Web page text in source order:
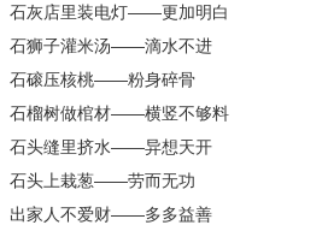
石灰店里装电灯——更加明白
石狮子灌米汤——滴水不进
石磙压核桃——粉身碎骨
石榴树做棺材——横竖不够料
石头缝里挤水——异想天开
石头上栽葱——劳而无功
出家人不爱财——多多益善